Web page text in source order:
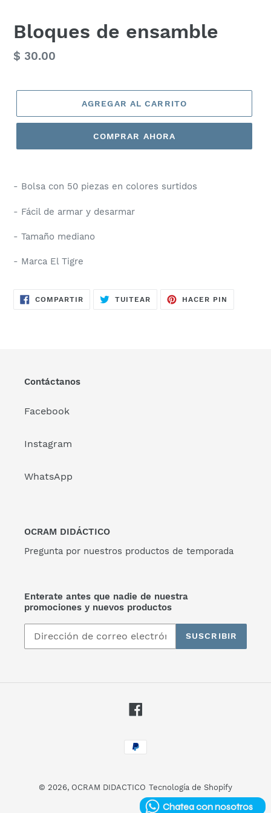
Bloques de ensamble
Precio
$ 30.00
AGREGAR AL CARRITO
COMPRAR AHORA
- Bolsa con 50 piezas en colores surtidos
- Fácil de armar y desarmar
- Tamaño mediano
- Marca El Tigre
COMPARTIRCOMPARTIRTUITEAR TUITEARHACER PIN
Contáctanos
Facebook
Instagram
WhatsApp
OCRAM DIDÁCTICO
Pregunta por nuestros productos de temporada
Enterate antes que nadie de nuestra
promociones y nuevos productos
SUSCRIBIR
Métodos
de
© 2026, OCRAM DIDACTICO Tecnología de Shopify
Chatea con nosotros